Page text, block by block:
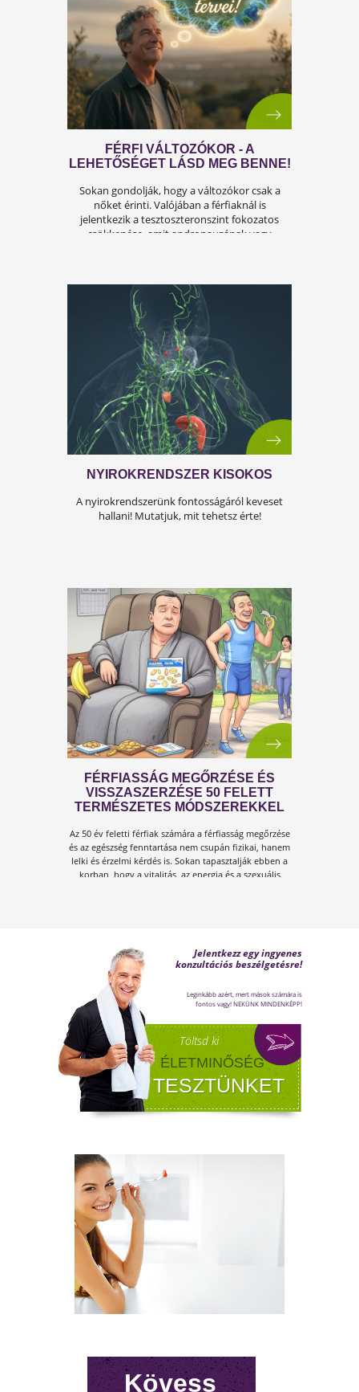
OKAI, TÜNETEI ÉS LEHETSÉGES
MEGOLDÁSAI
A férfiasság, vagy más néven a szexuális
teljesítmény, sok férfi számára központi
az életben. Nem csupán a testi egészséget,
hanem az önbecsülést is befolyásolja.
ÍGY KERÜLD EL AZ
ISKOLAKEZDÉSI ŐRÜLETET!
Kövess